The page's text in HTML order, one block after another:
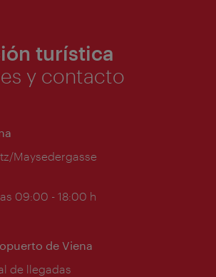
turística
y contacto
Maysedergasse
09:00 - 18:00 h
de Viena
de llegadas